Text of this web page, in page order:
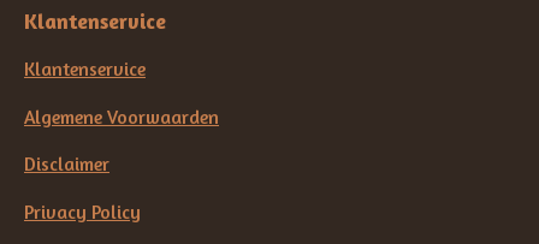
Klantenservice
Klantenservice
Algemene Voorwaarden
Disclaimer
Privacy Policy